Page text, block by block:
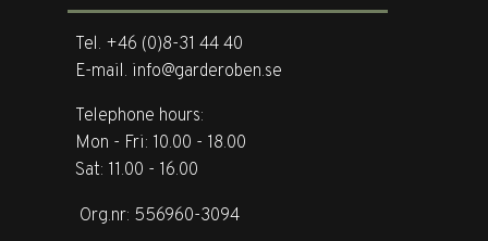
Tel. +46 (0)8-31 44 40
E-mail. info@garderoben.se
Telephone hours:
Mon - Fri: 10.00 - 18.00
Sat: 11.00 - 16.00
Org.nr: 556960-3094